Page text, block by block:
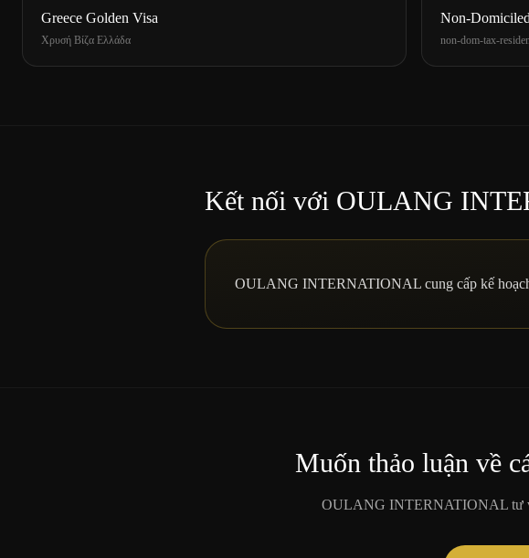
Greece Golden Visa
Χρυσή Βίζα Ελλάδα
Non-
non-dom-tax-
Kết nối với OULANG
OULANG INTERNATIONAL cung cấp kế
Muốn thảo luận về
OULANG INTERNATIONAL tư